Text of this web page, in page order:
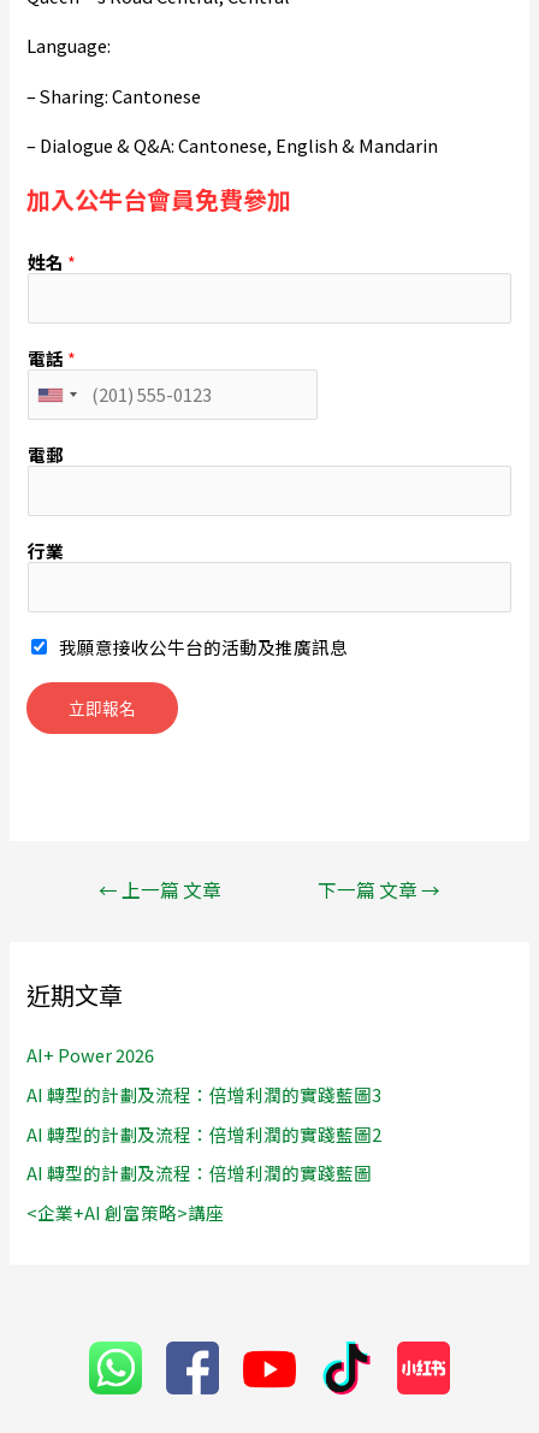
Language:
– Sharing: Cantonese
– Dialogue & Q&A: Cantonese, English & Mandarin
加入公牛台會員免費參加
姓名 *
電話 *
U
n
i
t
t
e
+
1
電郵
行業
我願意接收公牛台的活動及推廣訊息
立即報名
← 上一篇 文章 下一篇 文章→
近期文章
AI+ Power 2026
AI 轉型的計劃及流程：倍增利潤的實踐藍圖3
AI 轉型的計劃及流程：倍增利潤的實踐藍圖2
AI 轉型的計劃及流程：倍增利潤的實踐藍圖
<企業+AI 創富策略>講座